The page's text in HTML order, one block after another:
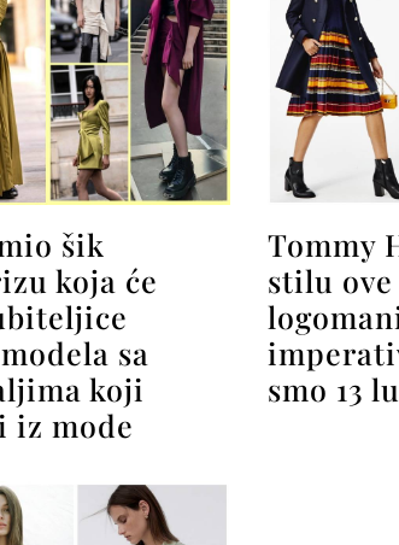
šik
koja će
sa
koji
iz mode
Tommy
stilu
smo 13